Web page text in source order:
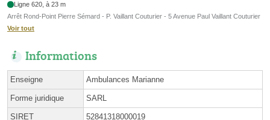
Ligne 620, à 23 m
Arrêt Rond-Point Pierre Sémard - P. Vaillant Couturier - 5 Avenue Paul Vaillant Couturier
Voir tout
Informations
Enseigne Ambulances Marianne
Forme juridique SARL
SIRET 52841318000019